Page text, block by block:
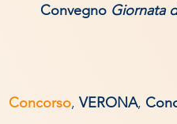
Convegno Giornata
Concorso, VERONA,